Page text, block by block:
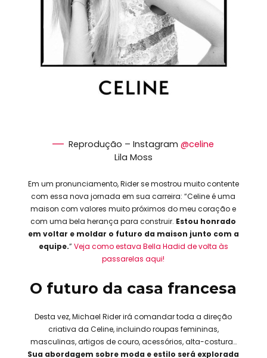
Reprodução – Instagram@celine
Lila Moss
Em um pronunciamento, Rider se mostrou muito contente
com essa nova jornada em sua carreira: “Celine é uma
maison com valores muito próximos do meu coração e
com uma bela herança para construir. Estou honrado
em voltar e moldar o futuro da maison junto com a
equipe.” Veja como estava Bella Hadid de volta às
passarelas aqui!
O futuro da casa francesa
Desta vez, Michael Rider irá comandar toda a direção
criativa da Celine, incluindo roupas femininas,
masculinas, artigos de couro, acessórios, alta-costura…
Sua abordagem sobre moda e estilo será explorada